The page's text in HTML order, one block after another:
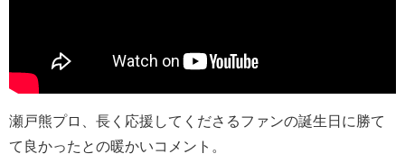
瀬戸熊プロ、長く応援してくださるファンの誕生日に勝て
て良かったとの暖かいコメント。